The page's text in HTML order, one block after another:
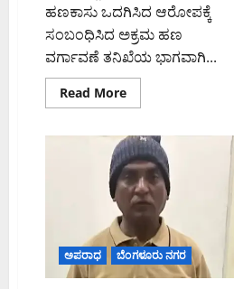
ಹಣಕಾಸು ಒದಗಿಸಿದ ಆರೋಪಕ್ಕೆ
ಸಂಬಂಧಿಸಿದ ಅಕ್ರಮ ಹಣ
ವರ್ಗಾವಣೆ ತನಿಖೆಯ ಭಾಗವಾಗಿ...
Read MoreRead
more
ಐಎಸ್‌ಐಎಸ್
ನೇಮಕಾತಿ
ಪ್ರಕರಣ:
ಇಡಿ
ದಾಳಿ,
₹7.50
ಲಕ್ಷ
ಅಪರಾಧದ
ಹಣ
ಫ್ರೀಜ್
ಅಪರಾಧ ಬೆಂಗಳೂರು ನಗರ